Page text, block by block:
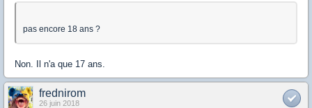
pas encore 18 ans ?
Non. Il n'a que 17 ans.
frednirom
26 juin 2018